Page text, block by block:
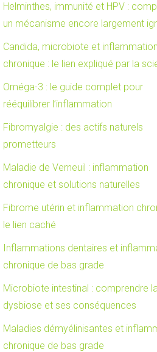
Helminthes, immunité et HPV :
un mécanisme encore largement
Candida, microbiote et inflammation
chronique : le lien expliqué par la
Oméga-3 : le guide complet pour
rééquilibrer l’inflammation
Fibromyalgie : des actifs naturels
prometteurs
Maladie de Verneuil : inflammation
chronique et solutions naturelles
Fibrome utérin et inflammation
le lien caché
Inflammations dentaires et
chronique de bas grade
Microbiote intestinal : comprendre
dysbiose et ses conséquences
Maladies démyélinisantes et
chronique de bas grade